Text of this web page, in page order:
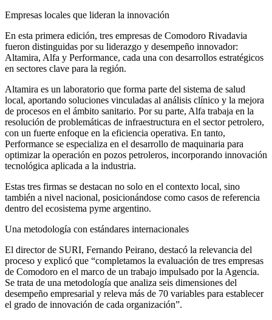
Empresas locales que lideran la innovación
En esta primera edición, tres empresas de Comodoro Rivadavia
fueron distinguidas por su liderazgo y desempeño innovador:
Altamira, Alfa y Performance, cada una con desarrollos estratégicos
en sectores clave para la región.
Altamira es un laboratorio que forma parte del sistema de salud
local, aportando soluciones vinculadas al análisis clínico y la mejora
de procesos en el ámbito sanitario. Por su parte, Alfa trabaja en la
resolución de problemáticas de infraestructura en el sector petrolero,
con un fuerte enfoque en la eficiencia operativa. En tanto,
Performance se especializa en el desarrollo de maquinaria para
optimizar la operación en pozos petroleros, incorporando innovación
tecnológica aplicada a la industria.
Estas tres firmas se destacan no solo en el contexto local, sino
también a nivel nacional, posicionándose como casos de referencia
dentro del ecosistema pyme argentino.
Una metodología con estándares internacionales
El director de SURI, Fernando Peirano, destacó la relevancia del
proceso y explicó que “completamos la evaluación de tres empresas
de Comodoro en el marco de un trabajo impulsado por la Agencia.
Se trata de una metodología que analiza seis dimensiones del
desempeño empresarial y releva más de 70 variables para establecer
el grado de innovación de cada organización”.